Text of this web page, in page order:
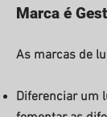
Marca é
As marcas de
Diferenciar um